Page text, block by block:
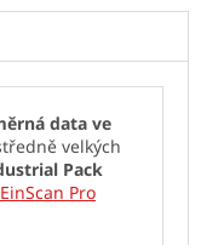
data ve
velkých
Pack
EinScan Pro